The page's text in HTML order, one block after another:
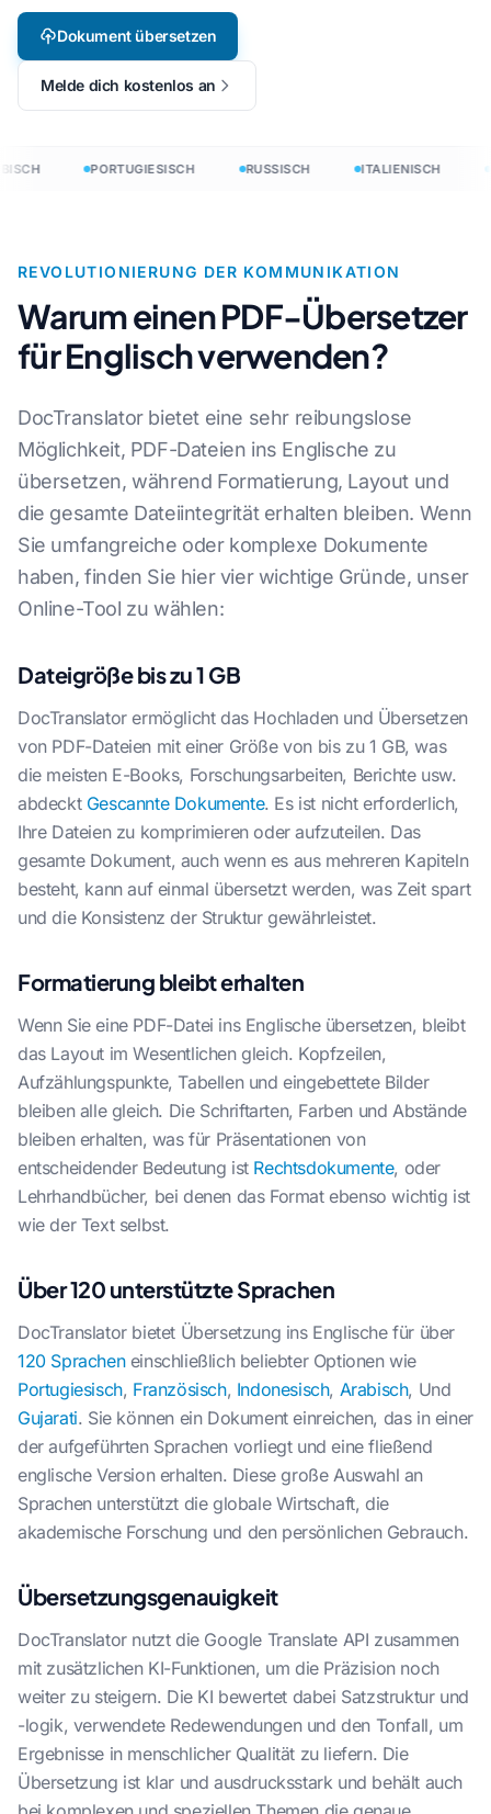
Dokument übersetzen
Melde dich kostenlos an
PORTUGIESISCH RUSSISCH ITALIENISCH
REVOLUTIONIERUNG DER KOMMUNIKATION
Warum einen PDF-Übersetzer
für Englisch verwenden?
DocTranslator bietet eine sehr reibungslose
Möglichkeit, PDF-Dateien ins Englische zu
übersetzen, während Formatierung, Layout und
die gesamte Dateiintegrität erhalten bleiben. Wenn
Sie umfangreiche oder komplexe Dokumente
haben, finden Sie hier vier wichtige Gründe, unser
Online-Tool zu wählen:
Dateigröße bis zu 1 GB
DocTranslator ermöglicht das Hochladen und Übersetzen
von PDF-Dateien mit einer Größe von bis zu 1 GB, was
die meisten E-Books, Forschungsarbeiten, Berichte usw.
abdeckt Gescannte Dokumente. Es ist nicht erforderlich,
Ihre Dateien zu komprimieren oder aufzuteilen. Das
gesamte Dokument, auch wenn es aus mehreren Kapiteln
besteht, kann auf einmal übersetzt werden, was Zeit spart
und die Konsistenz der Struktur gewährleistet.
Formatierung bleibt erhalten
Wenn Sie eine PDF-Datei ins Englische übersetzen, bleibt
das Layout im Wesentlichen gleich. Kopfzeilen,
Aufzählungspunkte, Tabellen und eingebettete Bilder
bleiben alle gleich. Die Schriftarten, Farben und Abstände
bleiben erhalten, was für Präsentationen von
entscheidender Bedeutung ist Rechtsdokumente, oder
Lehrhandbücher, bei denen das Format ebenso wichtig ist
wie der Text selbst.
Über 120 unterstützte Sprachen
DocTranslator bietet Übersetzung ins Englische für über
120 Spracheneinschließlich beliebter Optionen wie
Portugiesisch, Französisch, Indonesisch, Arabisch, Und
Gujarati. Sie können ein Dokument einreichen, das in einer
der aufgeführten Sprachen vorliegt und eine fließend
englische Version erhalten. Diese große Auswahl an
Sprachen unterstützt die globale Wirtschaft, die
akademische Forschung und den persönlichen Gebrauch.
Übersetzungsgenauigkeit
DocTranslator nutzt die Google Translate API zusammen
mit zusätzlichen KI-Funktionen, um die Präzision noch
weiter zu steigern. Die KI bewertet dabei Satzstruktur und
-logik, verwendete Redewendungen und den Tonfall, um
Ergebnisse in menschlicher Qualität zu liefern. Die
Übersetzung ist klar und ausdrucksstark und behält auch